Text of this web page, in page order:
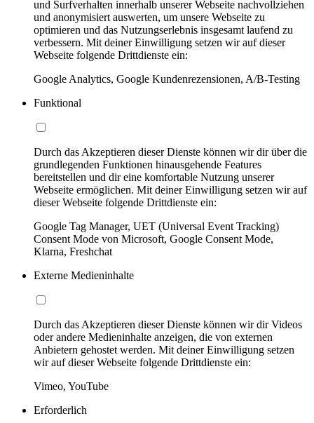
und Surfverhalten innerhalb unserer Webseite nachvollziehen
und anonymisiert auswerten, um unsere Webseite zu
optimieren und das Nutzungserlebnis insgesamt laufend zu
verbessern. Mit deiner Einwilligung setzen wir auf dieser
Webseite folgende Drittdienste ein:
Google Analytics, Google Kundenrezensionen, A/B-Testing
Funktional
Durch das Akzeptieren dieser Dienste können wir dir über die
grundlegenden Funktionen hinausgehende Features
bereitstellen und dir eine komfortable Nutzung unserer
Webseite ermöglichen. Mit deiner Einwilligung setzen wir auf
dieser Webseite folgende Drittdienste ein:
Google Tag Manager, UET (Universal Event Tracking)
Consent Mode von Microsoft, Google Consent Mode,
Klarna, Freshchat
Externe Medieninhalte
Durch das Akzeptieren dieser Dienste können wir dir Videos
oder andere Medieninhalte anzeigen, die von externen
Anbietern gehostet werden. Mit deiner Einwilligung setzen
wir auf dieser Webseite folgende Drittdienste ein:
Vimeo, YouTube
Erforderlich